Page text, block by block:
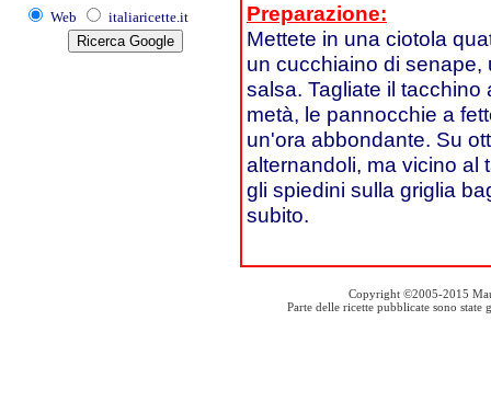
Web italiaricette.it
Preparazione:
Mettete in una ciotola
un cucchiaino di senape,
salsa. Tagliate il
metà, le pannocchie a
un'ora abbondante. Su
alternandoli, ma vicino al
gli spiedini sulla griglia
subito.
Copyright ©2005-2015
Parte delle ricette pubblicate sono state